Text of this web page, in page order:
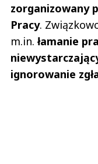
zorganizowany
Pracy.
m.in. łamanie
ignorowanie